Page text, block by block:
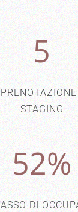
5
STAGING
52%
DI